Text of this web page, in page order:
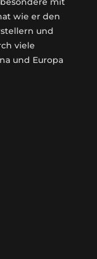
wie er den
und
viele
und Europa